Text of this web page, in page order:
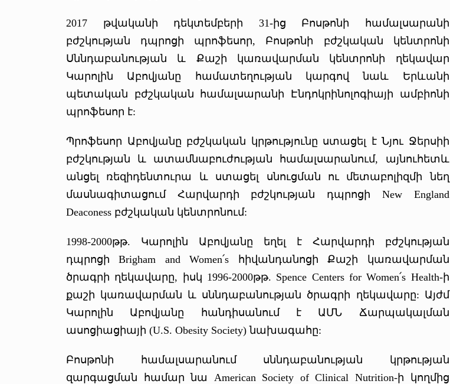
2017 թվականի դեկտեմբերի 31-ից Բոսթոնի համալսարանի
բժշկության դպրոցի պրոֆեսոր, Բոսթոնի բժշկական կենտրոնի
Սննդաբանության և Քաշի կառավարման կենտրոնի ղեկավար
Կարոլին Աբովյանը համատեղության կարգով նաև Երևանի
պետական բժշկական համալսարանի Էնդոկրինոլոգիայի ամբիոնի
պրոֆեսոր է:
Պրոֆեսոր Աբովյանը բժշկական կրթությունը ստացել է Նյու Ջերսիի
բժշկության և ատամնաբուժության համալսարանում, այնուհետև
անցել ռեզիդենտուրա և ստացել սնուցման ու մետաբոլիզմի նեղ
մասնագիտացում Հարվարդի բժշկության դպրոցի New England
Deaconess բժշկական կենտրոնում:
1998-2000թթ. Կարոլին Աբովյանը եղել է Հարվարդի բժշկության
դպրոցի Brigham and Women՛s հիվանդանոցի Քաշի կառավարման
ծրագրի ղեկավարը, իսկ 1996-2000թթ. Spence Centers for Women՛s Health-ի
քաշի կառավարման և սննդաբանության ծրագրի ղեկավարը: Այժմ
Կարոլին Աբովյանը հանդիսանում է ԱՄՆ Ճարպակալման
ասոցիացիայի (U.S. Obesity Society) նախագահը:
Բոսթոնի համալսարանում սննդաբանության կրթության
զարգացման համար նա American Society of Clinical Nutrition-ի կողմից